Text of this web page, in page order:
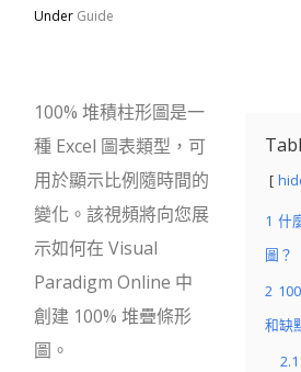
Under Guide
1 什
圖？
2
和缺
2.1
100% 堆積柱形圖是一
種 Excel 圖表類型，可
用於顯示比例隨時間的
變化。該視頻將向您展
示如何在 Visual
Paradigm Online 中
創建 100% 堆疊條形
圖。